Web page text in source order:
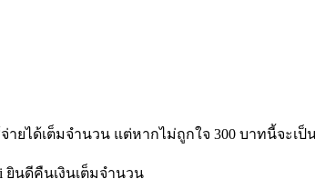
ได้เต็มจำนวน แต่หากไม่ถูกใจ 300 บาทนี้จะเป็
ยินดีคืนเงินเต็มจำนวน